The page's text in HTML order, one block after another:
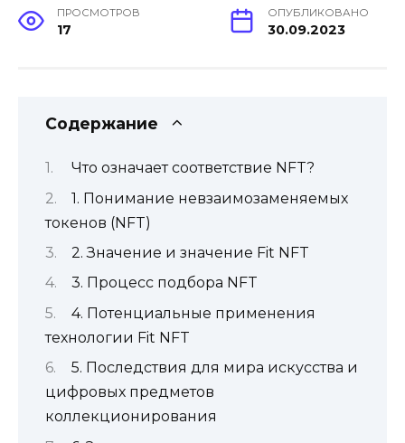
ПРОСМОТРОВ
17
ОПУБЛИКОВАНО
30.09.2023
Содержание
Что означает соответствие NFT?
1. Понимание невзаимозаменяемых
токенов (NFT)
2. Значение и значение Fit NFT
3. Процесс подбора NFT
4. Потенциальные применения
технологии Fit NFT
5. Последствия для мира искусства и
цифровых предметов
коллекционирования